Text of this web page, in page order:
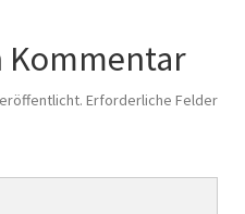
Kommentar
Erforderliche Felder